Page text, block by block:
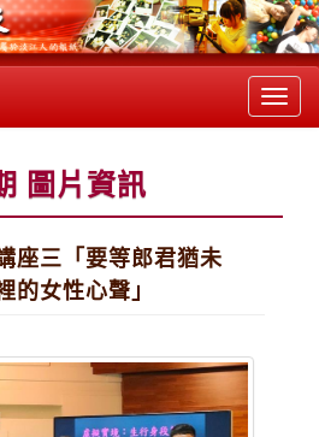
圖片資訊
座三「要等郎君猶未
的女性心聲」